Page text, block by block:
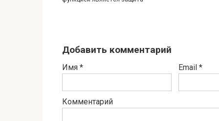
Добавить комментарий
Имя * Email *
Комментарий